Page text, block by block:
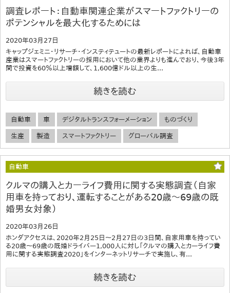
調査レポート：自動車関連企業がスマートファクトリーの
ポテンシャルを最大化するためには
2020年03月27日
キャップジェミニ・リサーチ・インスティテュートの最新レポートによれば、自動車
産業はスマートファクトリーの採用において他の業界よりも進んでおり、今後3年
間で投資を60％以上増額して、1,600億ドル以上の生...
続きを読む
自動車 車 デジタルトランスフォーメーション ものづくり
生産 製造 スマートファクトリー グローバル調査
自動車
クルマの購入とカーライフ費用に関する実態調査（自家
用車を持っており、運転することがある20歳～69歳の既
婚男女対象）
2020年03月26日
ホンダアクセスは、2020年2月25日～2月27日の3日間、自家用車を持ってい
る20歳～69歳の既婚ドライバー1,000人に対し「クルマの購入とカーライフ費
用に関する実態調査2020」をインターネットリサーチで実施し、有...
続きを読む